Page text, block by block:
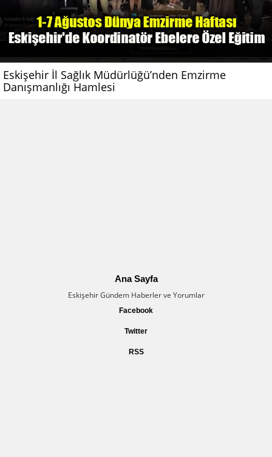
Eskişehir İl Sağlık Müdürlüğü’nden Emzirme
Danışmanlığı Hamlesi
Ana Sayfa
Eskişehir Gündem Haberler ve Yorumlar
Facebook
Twitter
RSS